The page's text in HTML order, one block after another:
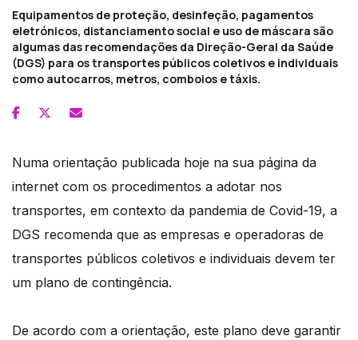
Equipamentos de proteção, desinfeção, pagamentos
eletrónicos, distanciamento social e uso de máscara são
algumas das recomendações da Direção-Geral da Saúde
(DGS) para os transportes públicos coletivos e individuais
como autocarros, metros, comboios e táxis.
Numa orientação publicada hoje na sua página da
internet com os procedimentos a adotar nos
transportes, em contexto da pandemia de Covid-19, a
DGS recomenda que as empresas e operadoras de
transportes públicos coletivos e individuais devem ter
um plano de contingência.
De acordo com a orientação, este plano deve garantir